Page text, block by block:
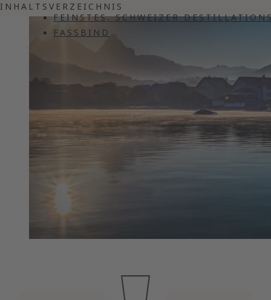
INHALTSVERZEICHNIS
FEINSTES, SCHWEIZER
FASSBIND